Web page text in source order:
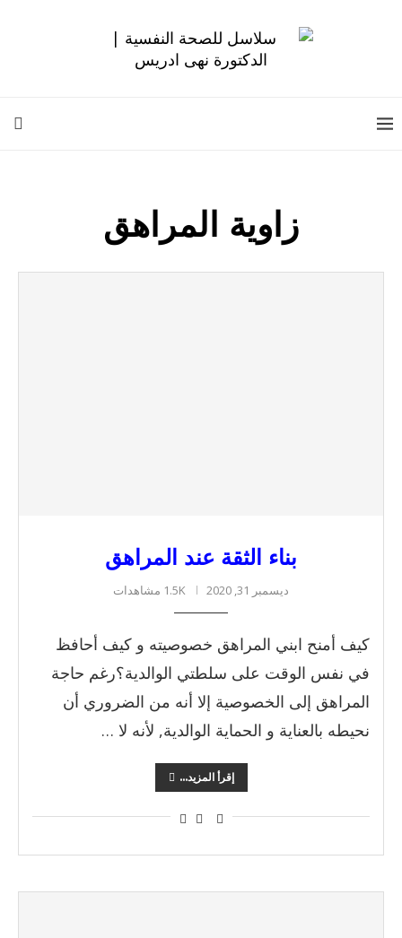
زاوية المراهق
بناء الثقة عند المراهق
ديسمبر 31, 2020 1.5K مشاهدات
كيف أمنح ابني المراهق خصوصيته و كيف أحافظ
في نفس الوقت على سلطتي الوالدية؟رغم حاجة
المراهق إلى الخصوصية إلا أنه من الضروري أن
نحيطه بالعناية و الحماية الوالدية, لأنه لا …
إقرأ المزيد...